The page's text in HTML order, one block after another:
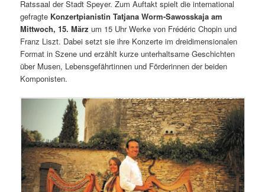
Ratssaal der Stadt Speyer. Zum Auftakt spielt die international
gefragte Konzertpianistin Tatjana Worm-Sawosskaja am
Mittwoch, 15. März um 15 Uhr Werke von Frédéric Chopin und
Franz Liszt. Dabei setzt sie ihre Konzerte im dreidimensionalen
Format in Szene und erzählt kurze unterhaltsame Geschichten
über Musen, Lebensgefährtinnen und Förderinnen der beiden
Komponisten.